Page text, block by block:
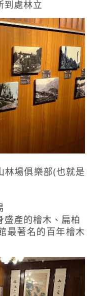
到處林立
林場俱樂部(也就是
盛產的檜木、扁柏
最著名的百年檜木